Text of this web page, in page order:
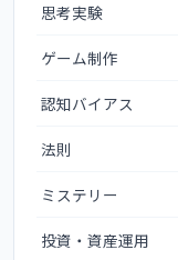
思考実験
ゲーム制作
認知バイアス
法則
ミステリー
投資・資産運用